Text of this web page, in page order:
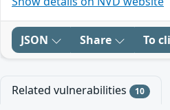
JSON Share To
Related vulnerabilities 10